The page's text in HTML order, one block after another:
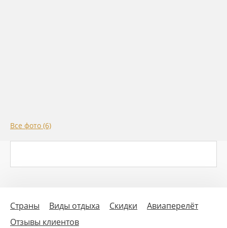
Все фото (6)
Страны Виды отдыха Скидки
Авиаперелёт
Отзывы клиентов